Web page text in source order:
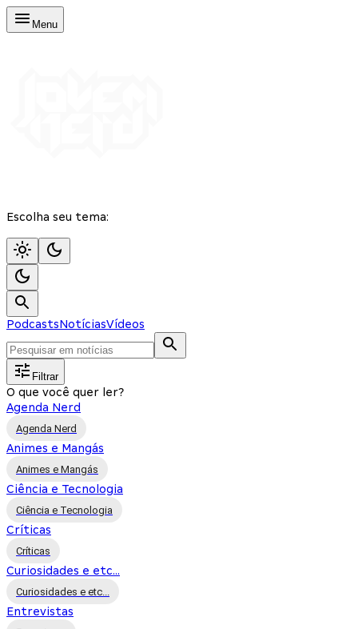
Menu
Escolha seu tema:
PodcastsNotíciasVídeos
Filtrar
O que você quer ler?
Agenda Nerd
Agenda Nerd
Animes e Mangás
Animes e Mangás
Ciência e Tecnologia
Ciência e Tecnologia
Críticas
Críticas
Curiosidades e etc...
Curiosidades e etc...
Entrevistas